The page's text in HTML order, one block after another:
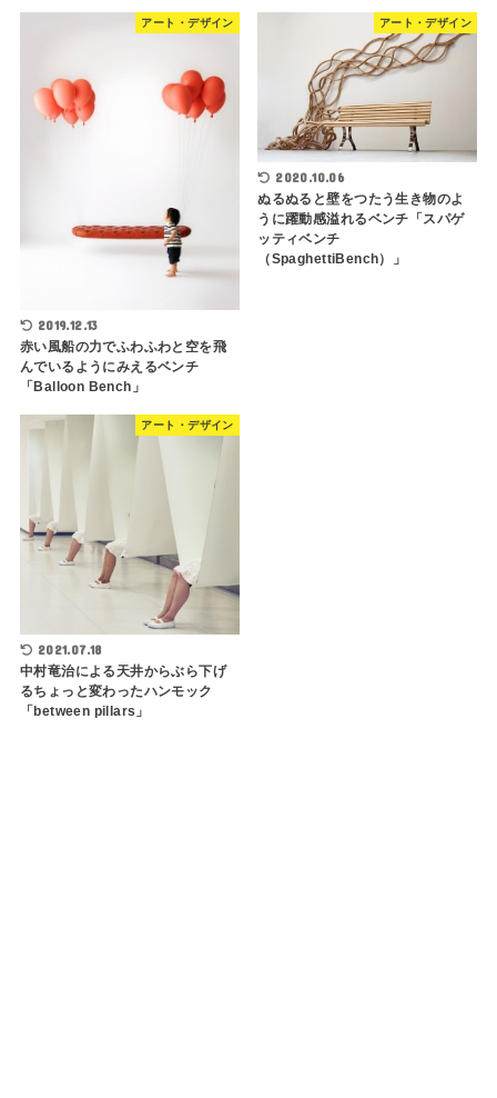
アート・デザイン
2019.12.13
赤い風船の力でふわふわと空を飛
んでいるようにみえるベンチ
「Balloon Bench」
アート・デザイン
2020.10.06
ぬるぬると壁をつたう生き物のよ
うに躍動感溢れるベンチ「スパゲ
ッティベンチ
（SpaghettiBench）」
アート・デザイン
2021.07.18
中村竜治による天井からぶら下げ
るちょっと変わったハンモック
「between pillars」